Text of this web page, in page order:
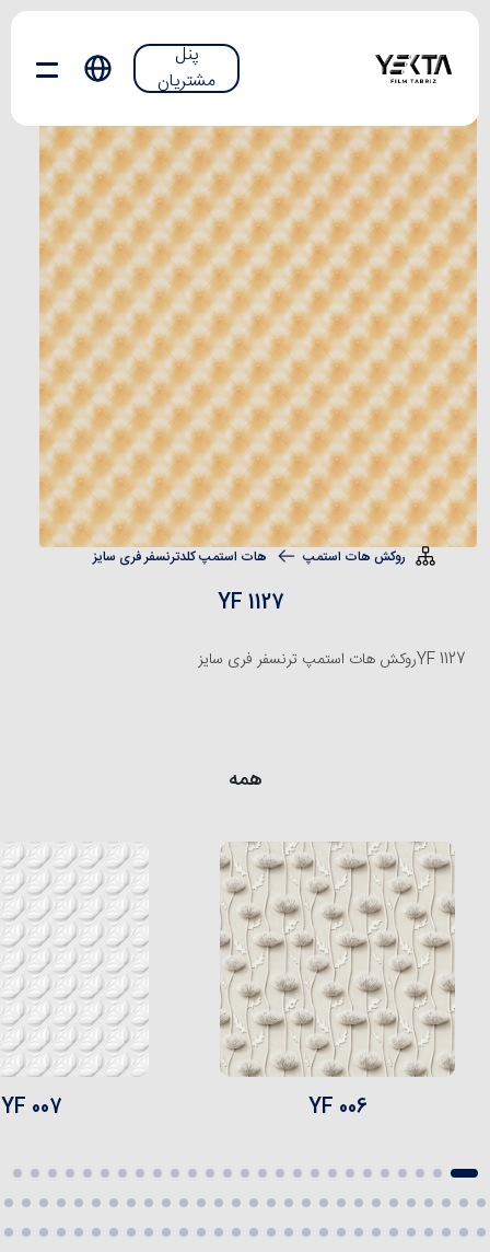
پنل
مشتریان
روکش هات استمپ هات استمپ کلدترنسفر فری سایز
YF 1127
YF 1127روکش هات استمپ ترنسفر فری سایز
همه
YF 006
YF 007